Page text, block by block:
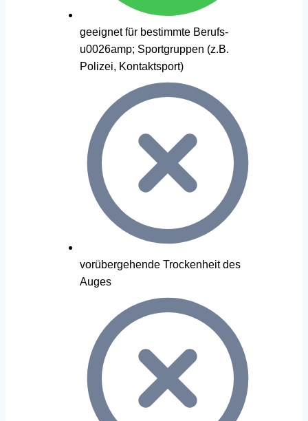
geeignet für bestimmte Berufs-
u0026amp; Sportgruppen (z.B.
Polizei, Kontaktsport)
vorübergehende Trockenheit des
Auges